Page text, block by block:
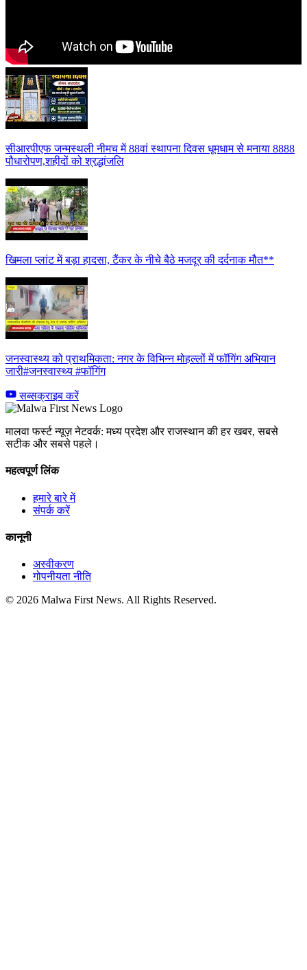
सीआरपीएफ जन्मस्थली नीमच में 88वां स्थापना दिवस धूमधाम से मनाया 8888
पौधारोपण,शहीदों को श्रद्धांजलि
खिमला प्लांट में बड़ा हादसा, टैंकर के नीचे बैठे मजदूर की दर्दनाक मौत**
जनस्वास्थ्य को प्राथमिकता: नगर के विभिन्न मोहल्लों में फॉगिंग अभियान
जारी#जनस्वास्थ्य #फॉगिंग
सब्सक्राइब करें
मालवा फर्स्ट न्यूज़ नेटवर्क: मध्य प्रदेश और राजस्थान की हर खबर, सबसे
सटीक और सबसे पहले।
महत्वपूर्ण लिंक
हमारे बारे में
संपर्क करें
कानूनी
अस्वीकरण
गोपनीयता नीति
© 2026 Malwa First News. All Rights Reserved.